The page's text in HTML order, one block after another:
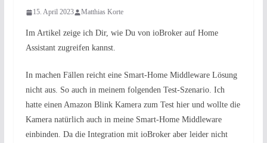
15. April 2023 Matthias Korte
Im Artikel zeige ich Dir, wie Du von ioBroker auf Home
Assistant zugreifen kannst.
In machen Fällen reicht eine Smart-Home Middleware Lösung
nicht aus. So auch in meinem folgenden Test-Szenario. Ich
hatte einen Amazon Blink Kamera zum Test hier und wollte die
Kamera natürlich auch in meine Smart-Home Middleware
einbinden. Da die Integration mit ioBroker aber leider nicht